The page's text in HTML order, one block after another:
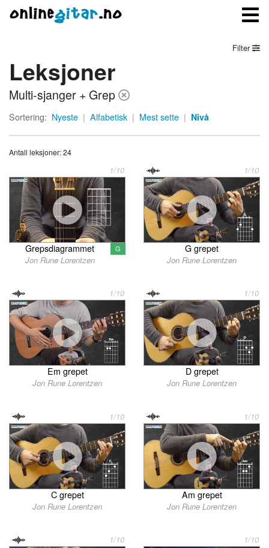
Meny
Logg inn
Kontakt oss
Om onlinegitar.no
Filter
Leksjoner
Multi-sjanger + Grep
Sortering: Nyeste | Alfabetisk | Mest sette | Nivå
Antall leksjoner: 24
1/10
G
Grepsdiagrammet
Jon Rune Lorentzen
1/10
G grepet
Jon Rune Lorentzen
1/10
Em grepet
Jon Rune Lorentzen
1/10
D grepet
Jon Rune Lorentzen
1/10
C grepet
Jon Rune Lorentzen
1/10
Am grepet
Jon Rune Lorentzen
1/10 1/10